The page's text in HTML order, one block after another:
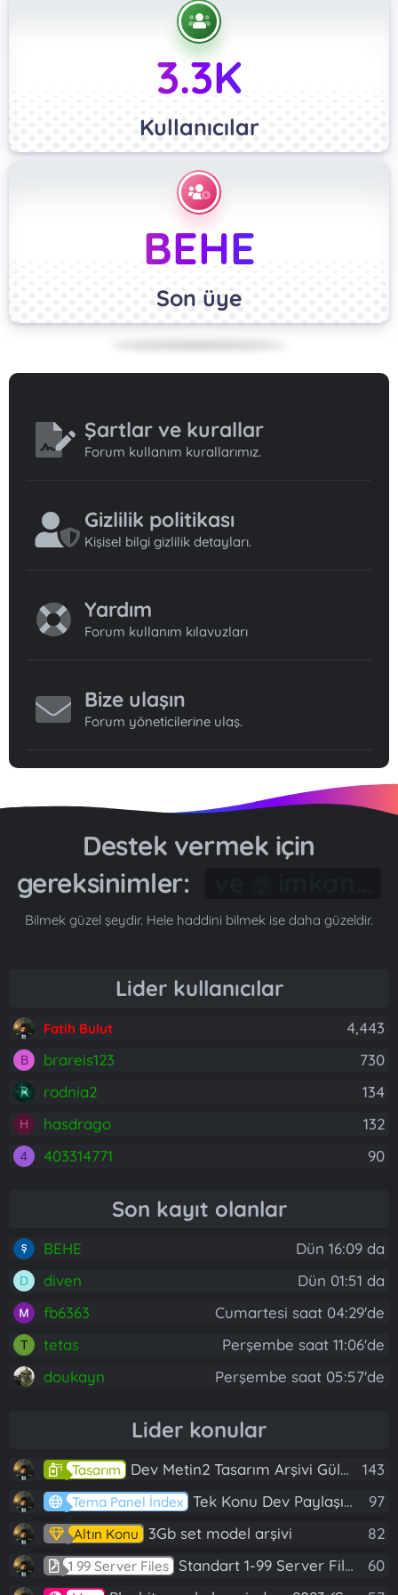
3.3K
Kullanıcılar
BEHE
Son üye
Şartlar ve kurallar
Forum kullanım kurallarımız.
Gizlilik politikası
Kişisel bilgi gizlilik detayları.
Yardım
Forum kullanım kılavuzları
Bize ulaşın
Forum yöneticilerine ulaş.
Destek vermek için
gereksinimler:
Bilmek güzel şeydir. Hele haddini bilmek ise daha güzeldir.
Lider kullanıcılar
Fatih Bulut 4,443
B brareis123
730
rodnia2
134
H hasdrago 132
4 403314771 90
Son kayıt olanlar
BEHE Dün 16:09 da
D diven
Dün 01:51 da
fb6363
Cumartesi saat 04:29'de
T tetas
Perşembe saat 11:06'de
doukayn
Perşembe saat 05:57'de
Lider konular
Tasarım Dev Metin2 Tasarım Arşivi Güle Güle Kullanın 143
Tema Panel İndex Tek Konu Dev Paylaşım 10 Adet Server Tanıtım İndex 97
Altın Konu 3Gb set model arşivi 82
1 99 Server Files Standart 1-99 Server Files 60